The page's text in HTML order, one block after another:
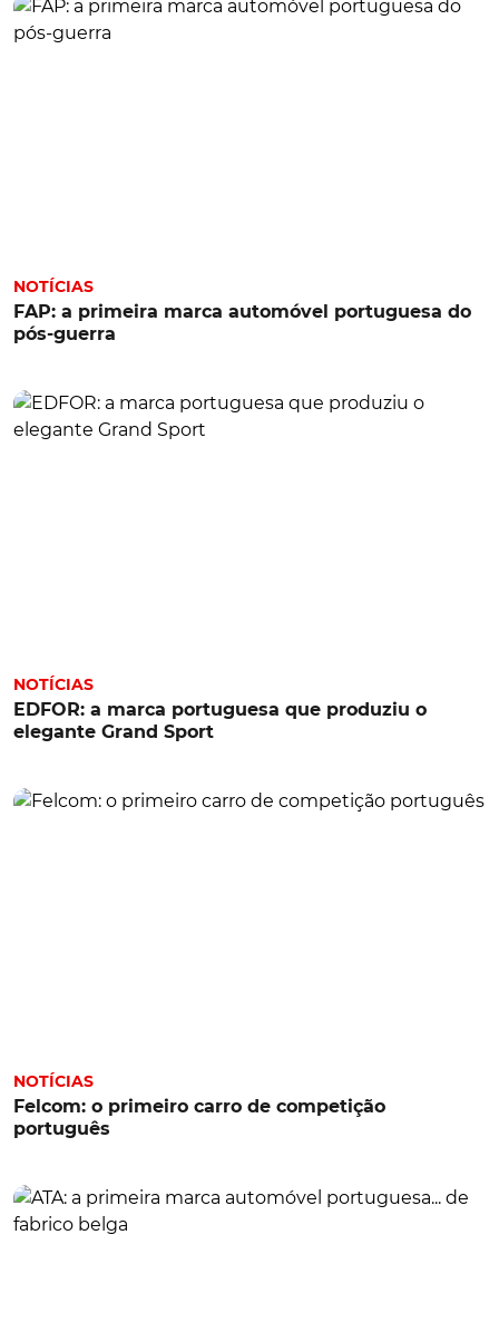
NOTÍCIAS
FAP: a primeira marca automóvel portuguesa do
pós-guerra
NOTÍCIAS
EDFOR: a marca portuguesa que produziu o
elegante Grand Sport
NOTÍCIAS
Felcom: o primeiro carro de competição
português